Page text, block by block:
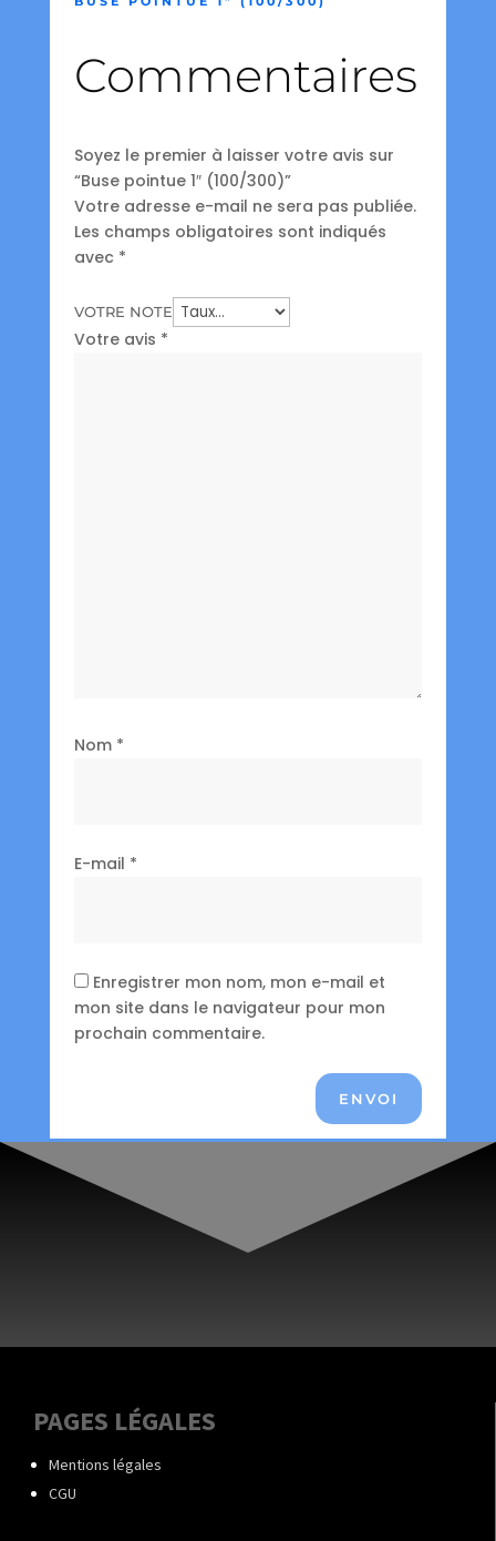
Commentaires
Soyez le premier à laisser votre avis sur
“Buse pointue 1″ (100/300)”
Votre adresse e-mail ne sera pas publiée.
Les champs obligatoires sont indiqués
avec *
VOTRE NOTE
Votre avis *
Nom *
E-mail *
Enregistrer mon nom, mon e-mail et
mon site dans le navigateur pour mon
prochain commentaire.
ENVOI
PAGES LÉGALES
Mentions légales
CGU